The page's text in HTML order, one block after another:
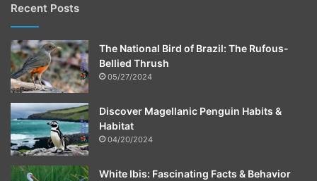
Recent Posts
The National Bird of Brazil: The Rufous-
Bellied Thrush
05/27/2024
Discover Magellanic Penguin Habits &
Habitat
04/20/2024
White Ibis: Fascinating Facts & Behavior